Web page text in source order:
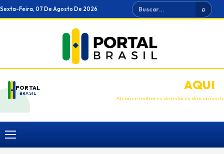
Ir
para
Sexta-Feira, 07 De Agosto De 2026 Buscar ⌕
PORTAL
BRASIL
ANUNCIEAQUI
Alcance milhares de leitores diariamente
Menu